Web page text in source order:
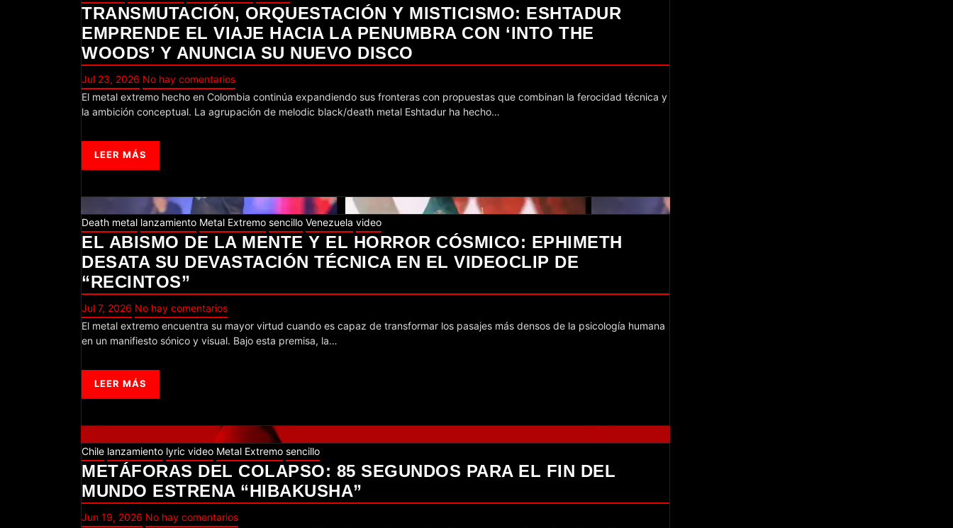
TRANSMUTACIÓN, ORQUESTACIÓN Y MISTICISMO: ESHTADUR
EMPRENDE EL VIAJE HACIA LA PENUMBRA CON ‘INTO THE
WOODS’ Y ANUNCIA SU NUEVO DISCO
Jul 23, 2026 No hay comentarios
El metal extremo hecho en Colombia continúa expandiendo sus fronteras con propuestas que combinan la ferocidad técnica y
la ambición conceptual. La agrupación de melodic black/death metal Eshtadur ha hecho…
LEER MÁS
Death metal lanzamiento Metal Extremo sencillo Venezuela video
EL ABISMO DE LA MENTE Y EL HORROR CÓSMICO: EPHIMETH
DESATA SU DEVASTACIÓN TÉCNICA EN EL VIDEOCLIP DE
“RECINTOS”
Jul 7, 2026 No hay comentarios
El metal extremo encuentra su mayor virtud cuando es capaz de transformar los pasajes más densos de la psicología humana
en un manifiesto sónico y visual. Bajo esta premisa, la…
LEER MÁS
Chile lanzamiento lyric video Metal Extremo sencillo
METÁFORAS DEL COLAPSO: 85 SEGUNDOS PARA EL FIN DEL
MUNDO ESTRENA “HIBAKUSHA”
Jun 19, 2026 No hay comentarios